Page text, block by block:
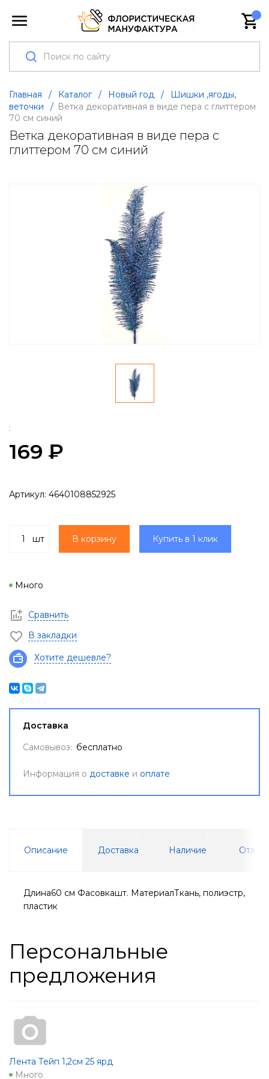
Главная / Каталог / Новый год /
Шишки ,ягоды,
веточки
/ Ветка декоративная в виде пера с глиттером
70 см синий
Ветка декоративная в виде пера с
глиттером 70 см синий
:
169 ₽
Артикул: 4640108852925
шт В корзину Купить в 1 клик
Много
Сравнить
В закладки
Хотите дешевле?
Доставка
Самовывоз: бесплатно
Информация о доставке и оплате
Описание Доставка Наличие
Длина60 см Фасовкашт. МатериалТкань, полиэстр,
пластик
Персональные
предложения
Лента Тейп 1,2см 25 ярд
Много